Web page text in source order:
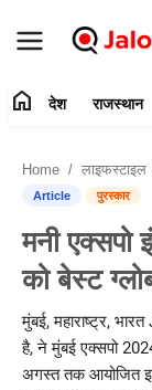
संपर्क करें
देश
जालोर
home देश राजस्थान
Home लाइफस्टाइल
Article पुरस्कार
मनी
को बेस्ट
मुंबई, महाराष्ट्र,
है, ने मुंबई एक्सपो
अगस्त तक आयोजित